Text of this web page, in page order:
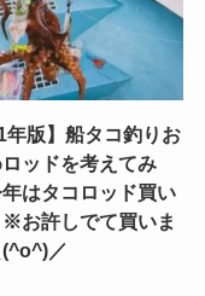
年版】船タコ釣りお
ッドを考えてみ
はタコロッド買い
※お許しでて買いま
(^o^)／